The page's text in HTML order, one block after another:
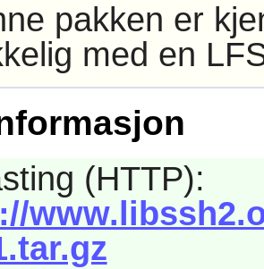
pakken er
med en
(HTTP):